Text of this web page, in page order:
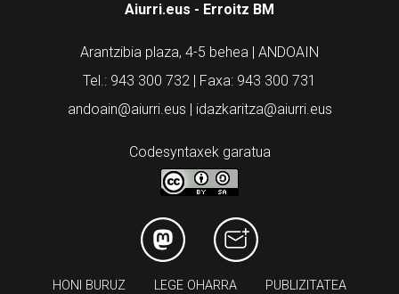
Aiurri.eus - Erroitz BM
Arantzibia plaza, 4-5 behea | ANDOAIN
Tel.: 943 300 732 | Faxa: 943 300 731
andoain@aiurri.eus | idazkaritza@aiurri.eus
Codesyntaxek garatua
HONI BURUZ LEGE OHARRA PUBLIZITATEA